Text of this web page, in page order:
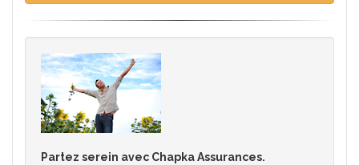
Partez serein avec Chapka Assurances.